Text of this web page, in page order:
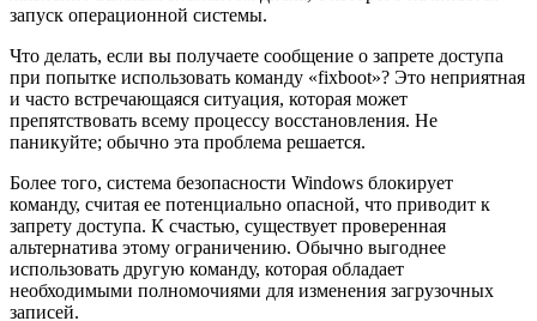
запуск операционной системы.
Что делать, если вы получаете сообщение о запрете доступа
при попытке использовать команду «fixboot»? Это неприятная
и часто встречающаяся ситуация, которая может
препятствовать всему процессу восстановления. Не
паникуйте; обычно эта проблема решается.
Более того, система безопасности Windows блокирует
команду, считая ее потенциально опасной, что приводит к
запрету доступа. К счастью, существует проверенная
альтернатива этому ограничению. Обычно выгоднее
использовать другую команду, которая обладает
необходимыми полномочиями для изменения загрузочных
записей.